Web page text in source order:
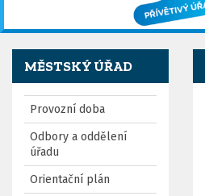
MĚSTSKÝ ÚŘAD
Provozní doba
Odbory a oddělení
úřadu
Orientační plán